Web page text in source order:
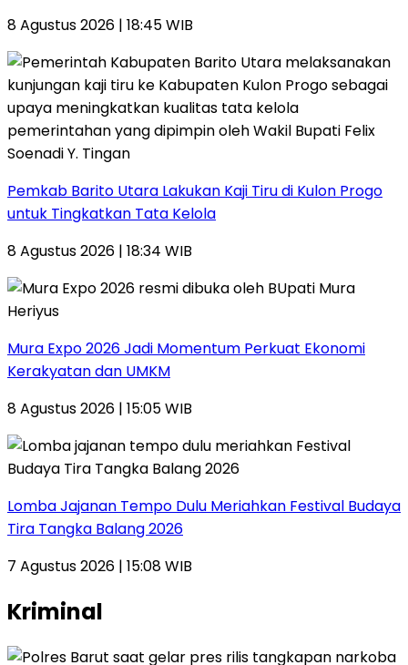
8 Agustus 2026 | 18:45 WIB
Pemkab Barito Utara Lakukan Kaji Tiru di Kulon Progo
untuk Tingkatkan Tata Kelola
8 Agustus 2026 | 18:34 WIB
Mura Expo 2026 Jadi Momentum Perkuat Ekonomi
Kerakyatan dan UMKM
8 Agustus 2026 | 15:05 WIB
Lomba Jajanan Tempo Dulu Meriahkan Festival Budaya
Tira Tangka Balang 2026
7 Agustus 2026 | 15:08 WIB
Kriminal